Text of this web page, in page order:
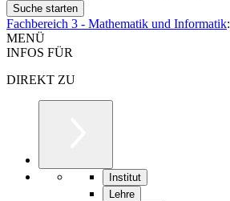
Fachbereich 3 - Mathematik und Informatik:
MENÜ
INFOS FÜR
DIREKT ZU
Institut
Lehre